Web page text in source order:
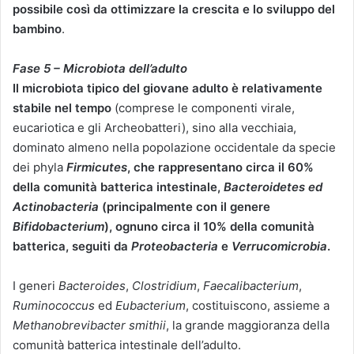
possibile così da ottimizzare la crescita e lo sviluppo del
bambino.
Fase 5 – Microbiota dell’adulto
Il microbiota tipico del giovane adulto è relativamente
stabile nel tempo (comprese le componenti virale,
eucariotica e gli Archeobatteri), sino alla vecchiaia,
dominato almeno nella popolazione occidentale da specie
dei phyla Firmicutes, che rappresentano circa il 60%
della comunità batterica intestinale, Bacteroidetes ed
Actinobacteria (principalmente con il genere
Bifidobacterium), ognuno circa il 10% della comunità
batterica, seguiti da Proteobacteria e Verrucomicrobia.
I generi Bacteroides, Clostridium, Faecalibacterium,
Ruminococcus ed Eubacterium, costituiscono, assieme a
Methanobrevibacter smithii, la grande maggioranza della
comunità batterica intestinale dell’adulto.